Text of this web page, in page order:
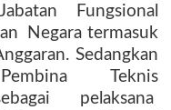
Jabatan Fungsional
Negara termasuk
Sedangkan
Teknis
pelaksana